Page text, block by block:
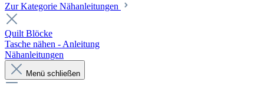
Zur Kategorie Nähanleitungen
Quilt Blöcke
Tasche nähen - Anleitung
Nähanleitungen
Menü schließen